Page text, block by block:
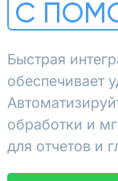
С
Быстрая
обеспечивает
обработки и
для отчетов и